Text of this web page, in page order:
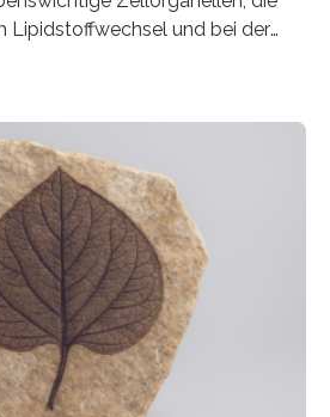
Lipidstoffwechsel und bei der
zahlreiche Enzyme präzise in
um Prof. Dr. Ralf Erdmann
Yusuf hat nun einen bislang
des
in der Bäckerhefe
entdeckt, der für die
Organellen entscheidend ist. Die
Oktober 2025 in der